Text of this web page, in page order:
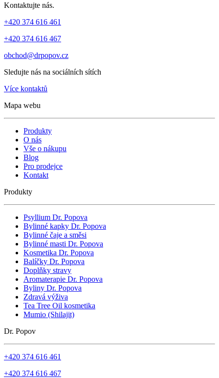
Kontaktujte nás.
+420 374 616 461
+420 374 616 467
obchod@drpopov.cz
Sledujte nás na sociálních sítích
Více kontaktů
Mapa webu
Produkty
O nás
Vše o nákupu
Blog
Pro prodejce
Kontakt
Produkty
Psyllium Dr. Popova
Bylinné kapky Dr. Popova
Bylinné čaje a směsi
Bylinné masti Dr. Popova
Kosmetika Dr. Popova
Balíčky Dr. Popova
Doplňky stravy
Aromaterapie Dr. Popova
Byliny Dr. Popova
Zdravá výživa
Tea Tree Oil kosmetika
Mumio (Shilajit)
Dr. Popov
+420 374 616 461
+420 374 616 467